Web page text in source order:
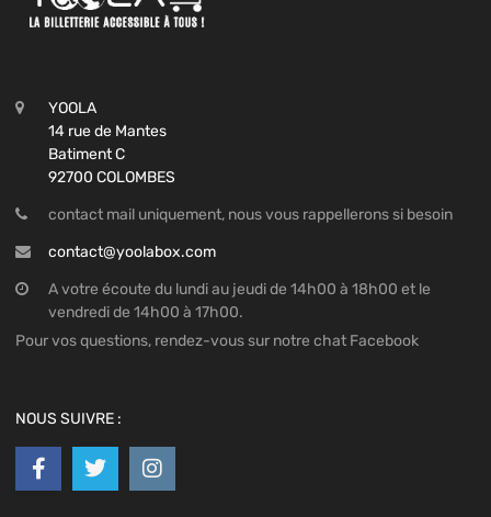
YOOLA
14 rue de Mantes
Batiment C
92700 COLOMBES
contact mail uniquement, nous vous rappellerons si besoin
contact@yoolabox.com
A votre écoute du lundi au jeudi de 14h00 à 18h00 et le
vendredi de 14h00 à 17h00.
Pour vos questions, rendez-vous sur notre chat Facebook
NOUS SUIVRE :